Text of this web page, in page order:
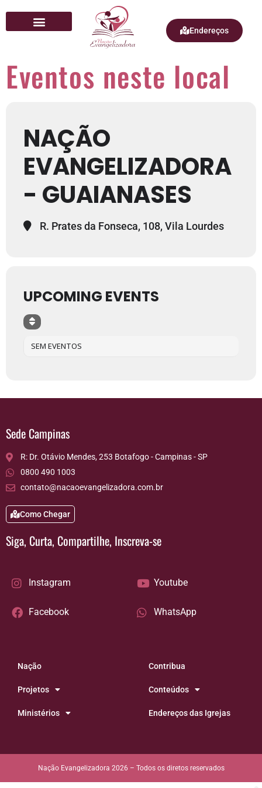
Endereços
Eventos neste local
NAÇÃO
EVANGELIZADORA
- GUAIANASES
R. Prates da Fonseca, 108, Vila Lourdes
UPCOMING EVENTS
SEM EVENTOS
Sede Campinas
R: Dr. Otávio Mendes, 253 Botafogo - Campinas - SP
0800 490 1003
contato@nacaoevangelizadora.com.br
Como Chegar
Siga, Curta, Compartilhe, Inscreva-se
Instagram
Facebook
Youtube
WhatsApp
Nação
Projetos
Ministérios
Contribua
Conteúdos
Endereços das Igrejas
Nação Evangelizadora 2026 – Todos os diretos reservados